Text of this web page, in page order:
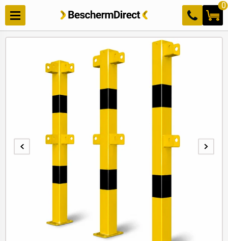
Meteen
naar de
content
0